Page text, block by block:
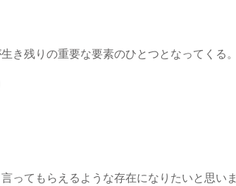
き残りの重要な要素のひとつとなってくる。
ってもらえるような存在になりたいと思いま